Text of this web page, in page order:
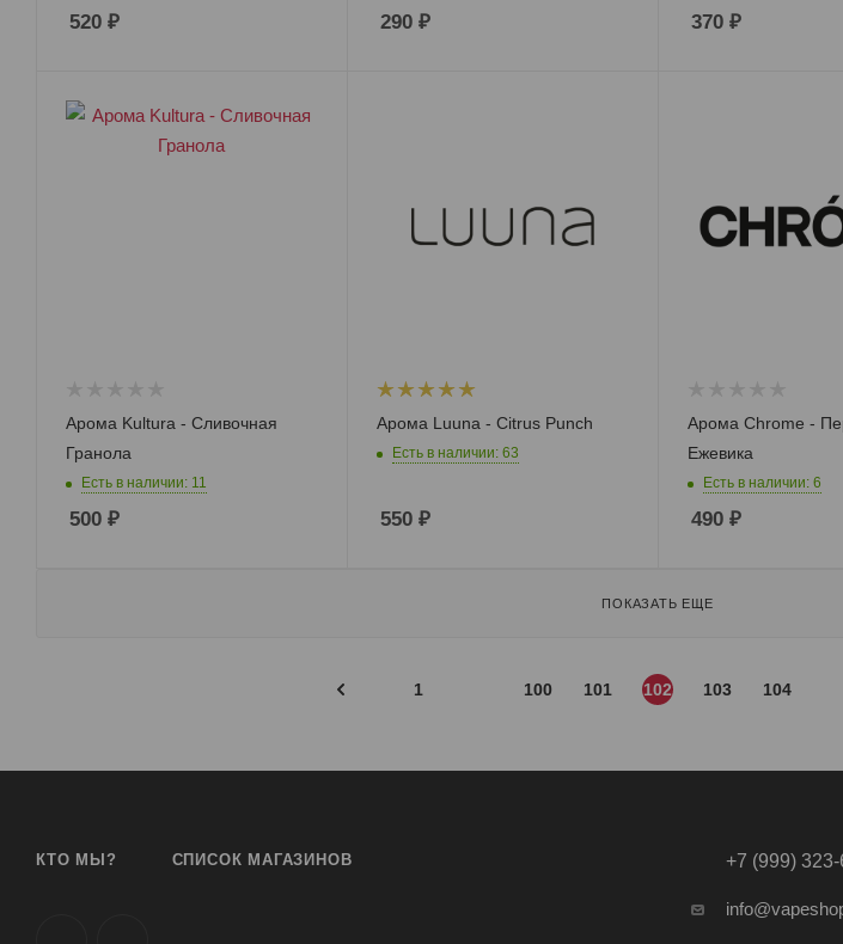
520 ₽ 290₽ 370₽
Арома Kultura - Сливочная
Гранола
Есть в наличии: 11
500 ₽
Арома Luuna - Citrus Punch
Есть в наличии: 63
550₽
Арома Chrome -
Ежевика
Есть в наличии: 6
490₽
ПОКАЗАТЬ ЕЩЕ
1 100 101 102 103 104
КТО МЫ? СПИСОК МАГАЗИНОВ +7 (999)